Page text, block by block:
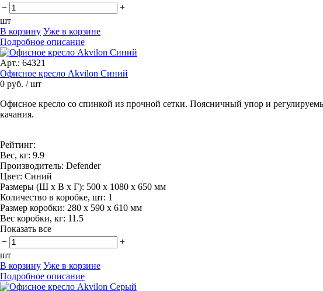
−
+
шт
В корзину Уже в корзине
Подробное описание
Арт.: 64321
Офисное кресло Akvilon Синий
0 руб. / шт
Офисное кресло со спинкой из прочной сетки. Поясничный упор и
качания.
Рейтинг:
Вес, кг: 9.9
Производитель: Defender
Цвет: Синий
Размеры (Ш x В x Г): 500 х 1080 х 650 мм
Количество в коробке, шт: 1
Размер коробки: 280 х 590 х 610 мм
Вес коробки, кг: 11.5
Показать все
−
+
шт
В корзину Уже в корзине
Подробное описание